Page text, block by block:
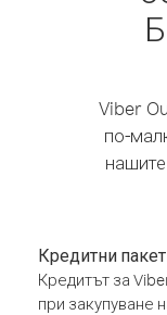
Viber
по-
Кредитни
Кредитът за
при закупуване